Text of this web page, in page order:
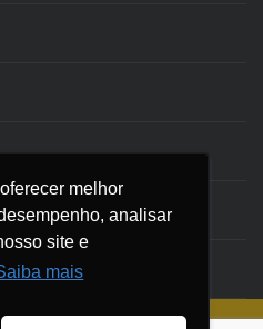
melhor
analisar
site e
mais
melhor
analisar
site e
mais